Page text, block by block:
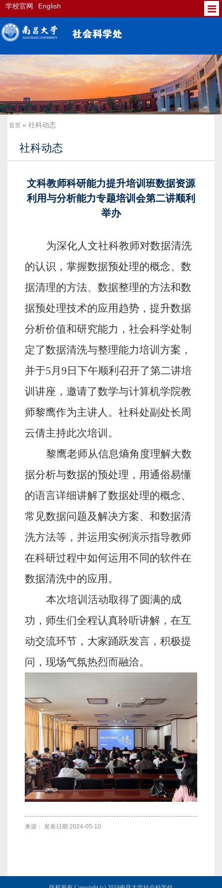
学校官网 English
首页 » 社科动态
社科动态
文科教师科研能力提升培训班数据资源
利用与分析能力专题培训会第二讲顺利
举办
为深化人文社科教师对数据清洗
的认识，掌握数据预处理的概念、数
据清理的方法、数据整理的方法和数
据预处理技术的应用趋势，提升数据
分析价值和研究能力，社会科学处制
定了数据清洗与整理能力培训方案，
并于5月 9 日下午顺利召开了第二讲培
训讲座，邀请了数学与计算机学院教
师黎鹰作为主讲人。社科处副处长周
云倩主持此次培训。
黎鹰老师从信息熵角度理解大数
据分析与数据的预处理，用通俗易懂
的语言详细讲解了数据处理的概念、
常见数据问题及解决方案、和数据清
洗方法等，并运用实例演示指导教师
在科研过程中如何运用不同的软件在
数据清洗中的应用。
本次培训活动取得了圆满的成
功，师生们全程认真聆听讲解，在互
动交流环节，大家踊跃发言，积极提
问，现场气氛热烈而融洽。
来源： 发表日期:2024-05-10